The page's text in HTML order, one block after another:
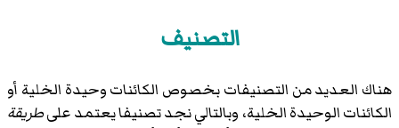
التصنيف
هناك العديد من التصنيفات بخصوص الكائنات وحيدة الخلية أو
الكائنات الوحيدة الخلية، وبالتالي نجد تصنيفا يعتمد علىطريقة